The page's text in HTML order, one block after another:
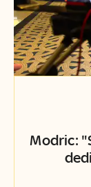
Modric: